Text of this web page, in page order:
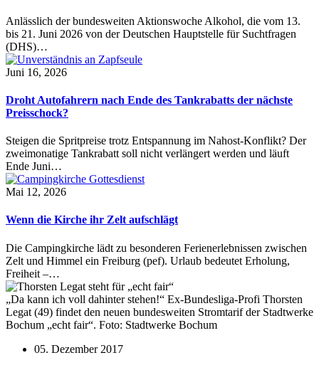
Anlässlich der bundesweiten Aktionswoche Alkohol, die vom 13.
bis 21. Juni 2026 von der Deutschen Hauptstelle für Suchtfragen
(DHS)…
Juni 16, 2026
Droht Autofahrern nach Ende des Tankrabatts der nächste
Preisschock?
Steigen die Spritpreise trotz Entspannung im Nahost-Konflikt? Der
zweimonatige Tankrabatt soll nicht verlängert werden und läuft
Ende Juni…
Mai 12, 2026
Wenn die Kirche ihr Zelt aufschlägt
Die Campingkirche lädt zu besonderen Ferienerlebnissen zwischen
Zelt und Himmel ein Freiburg (pef). Urlaub bedeutet Erholung,
Freiheit –…
„Da kann ich voll dahinter stehen!“ Ex-Bundesliga-Profi Thorsten
Legat (49) findet den neuen bundesweiten Stromtarif der Stadtwerke
Bochum „echt fair“. Foto: Stadtwerke Bochum
05. Dezember 2017